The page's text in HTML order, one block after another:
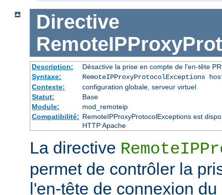
Directive
Description:
Désactive la prise en compte de l'en-tête
Syntaxe:
RemoteIPProxyProtocolExceptions
Contexte:
configuration globale, serveur virtuel
Statut:
Base
Module:
mod_remoteip
Compatibilité: RemoteIPProxyProtocolExceptions est
HTTP Apache
La directive
permet de contrôler la
l'en-tête de connexion